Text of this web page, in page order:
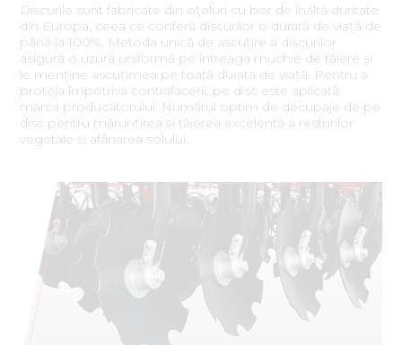
Discurile sunt fabricate din oțeluri cu bor de înaltă duritate
din Europa, ceea ce conferă discurilor o durată de viață de
până la 100%. Metoda unică de ascuțire a discurilor
asigură o uzură uniformă pe întreaga muchie de tăiere și
le menține ascuțimea pe toată durata de viață. Pentru a
proteja împotriva contrafacerii, pe disc este aplicată
marca producătorului. Numărul optim de decupaje de pe
disc pentru mărunțirea și tăierea excelentă a resturilor
vegetale și afânarea solului.